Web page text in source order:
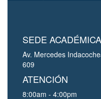
SEDE ACADÉMICA
Av. Mercedes
609
ATENCIÓN
8:00am - 4:00pm